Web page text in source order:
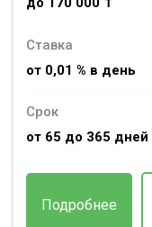
Ставка
от 0,01 % в день
Срок
от 65 до 365 дней
Подробнее